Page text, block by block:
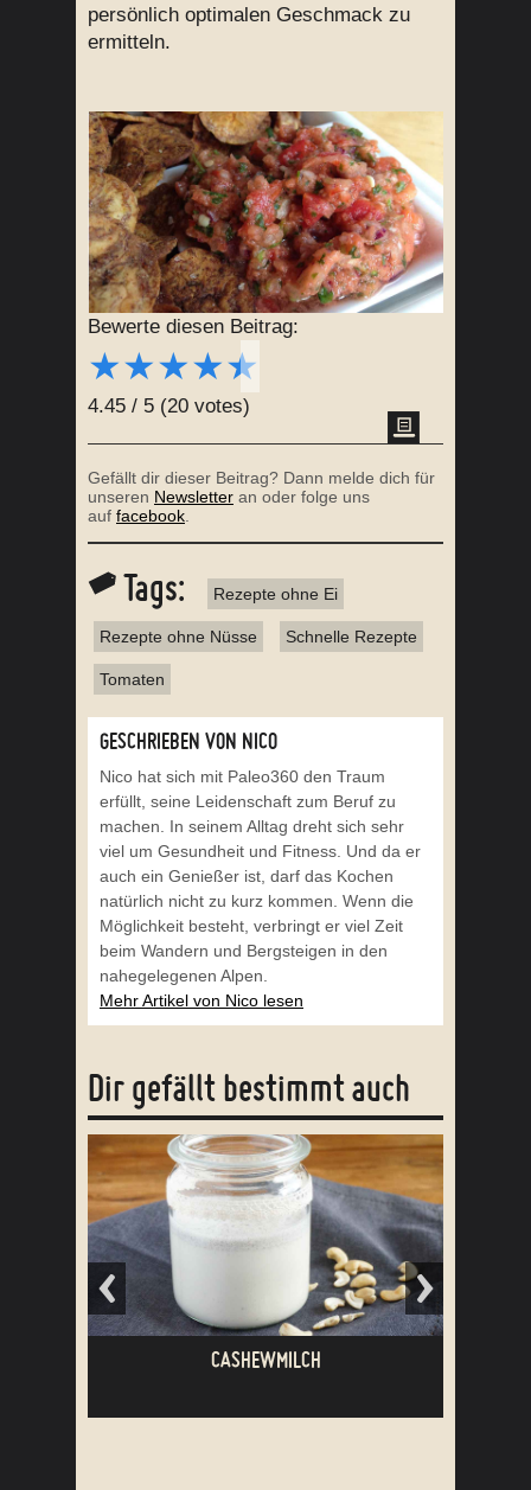
Bewerte diesen Beitrag:
★★★★★
4.45 / 5 (20 votes)
persönlich optimalen Geschmack zu
ermitteln.
Gefällt dir dieser Beitrag? Dann melde dich für
unseren Newsletter an oder folge uns
auf facebook
Tags: Rezepte ohne Ei
Rezepte ohne Nüsse Schnelle Rezepte
Tomaten
GESCHRIEBEN VON NICO
Nico hat sich mit Paleo360 den Traum
erfüllt, seine Leidenschaft zum Beruf zu
machen. In seinem Alltag dreht sich sehr
viel um Gesundheit und Fitness. Und da er
auch ein Genießer ist, darf das Kochen
natürlich nicht zu kurz kommen. Wenn die
Möglichkeit besteht, verbringt er viel Zeit
beim Wandern und Bergsteigen in den
nahegelegenen Alpen.
Mehr Artikel von Nico lesen
Dir gefällt bestimmt auch
CASHEWMILCH